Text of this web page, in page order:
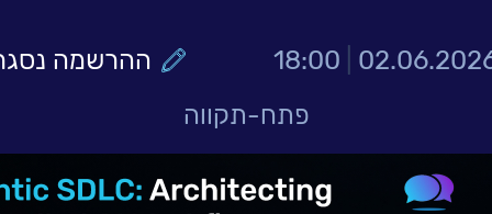
18:00
ההרשמה
פתח-תקווה